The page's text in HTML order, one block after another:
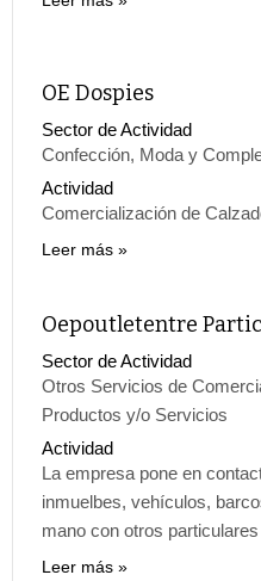
OE Dospies
Sector de Actividad
Confección, Moda y
Actividad
Comercialización de
Leer más
Oepoutletentre
Sector de Actividad
Otros Servicios de
Productos y/o Servicios
Actividad
La empresa pone en
inmuelbes, vehículos,
mano con otros
Leer más